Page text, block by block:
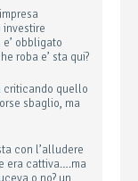
investire
obbligato
roba e’ sta qui?
criticando quello
sbaglio, ma
con l’alludere
era cattiva….ma